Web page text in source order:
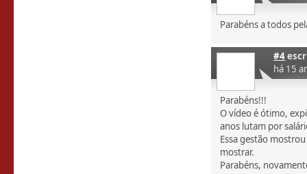
Parabéns a todos
#4
há 15
Parabéns!!!
O vídeo é ótimo,
anos lutam por
Essa gestão
mostrar.
Parabéns,